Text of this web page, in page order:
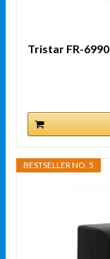
Tristar FR-
BESTSELLER NO. 5